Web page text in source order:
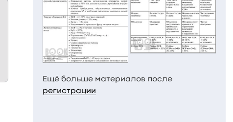
Ещё больше материалов после
регистрации